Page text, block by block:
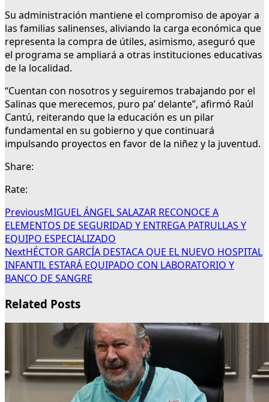
Su administración mantiene el compromiso de apoyar a
las familias salinenses, aliviando la carga económica que
representa la compra de útiles, asimismo, aseguró que
el programa se ampliará a otras instituciones educativas
de la localidad.
“Cuentan con nosotros y seguiremos trabajando por el
Salinas que merecemos, puro pa’ delante”, afirmó Raúl
Cantú, reiterando que la educación es un pilar
fundamental en su gobierno y que continuará
impulsando proyectos en favor de la niñez y la juventud.
Share:
Rate:
PreviousMIGUEL ÁNGEL SALAZAR RECONOCE A
ELEMENTOS DE SEGURIDAD Y ENTREGA PATRULLAS Y
EQUIPO ESPECIALIZADO
NextHÉCTOR GARCÍA DESTACA QUE EL NUEVO HOSPITAL
INFANTIL ESTARÁ EQUIPADO CON LABORATORIO Y
BANCO DE SANGRE
Related Posts